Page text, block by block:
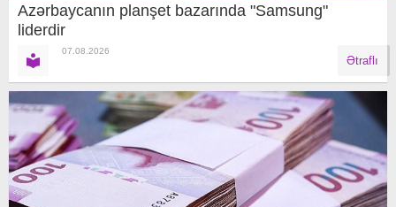
Azərbaycanın planşet bazarında "Samsung"
liderdir
07.08.2026
Ətraflı